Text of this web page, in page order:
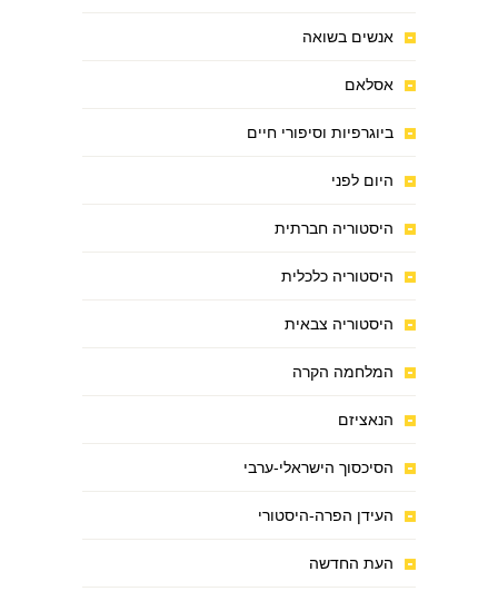
אנשים בשואה
אסלאם
ביוגרפיות וסיפורי חיים
היום לפני
היסטוריה חברתית
היסטוריה כלכלית
היסטוריה צבאית
המלחמה הקרה
הנאציזם
הסיכסוך הישראלי-ערבי
העידן הפרה-היסטורי
העת החדשה